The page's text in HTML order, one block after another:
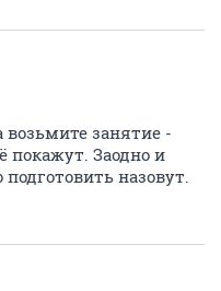
занятие -
покажут. Заодно и
назовут.